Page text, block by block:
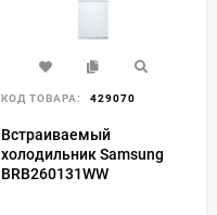
КОД ТОВАРА: 429070
Встраиваемый
холодильник Samsung
BRB260131WW